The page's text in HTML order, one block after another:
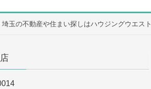
埼玉の不動産や住まい探しはハウジングウエスト